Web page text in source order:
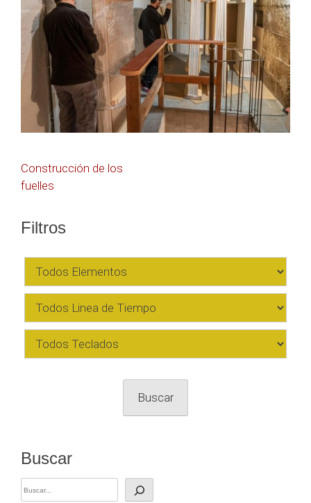
Navegación
de
entradas
Construcción de los
fuelles
Filtros
Buscar